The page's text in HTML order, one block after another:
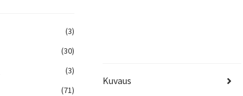
Kuvaus
(3)
(30)
(3)
(71)